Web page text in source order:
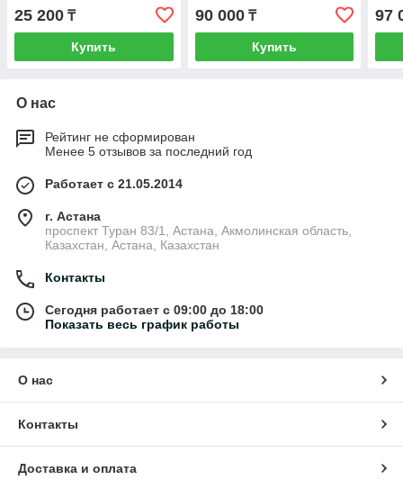
25 200 ₸
Купить
90 000₸
Купить
97
О нас
Рейтинг не сформирован
Менее 5 отзывов за последний год
Работает с 21.05.2014
г. Астана
проспект Туран 83/1, Астана, Акмолинская область,
Казахстан, Астана, Казахстан
Контакты
Сегодня работает с 09:00 до 18:00
Показать весь график работы
О нас
Контакты
Доставка и оплата